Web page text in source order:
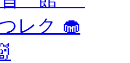
レク 🧁